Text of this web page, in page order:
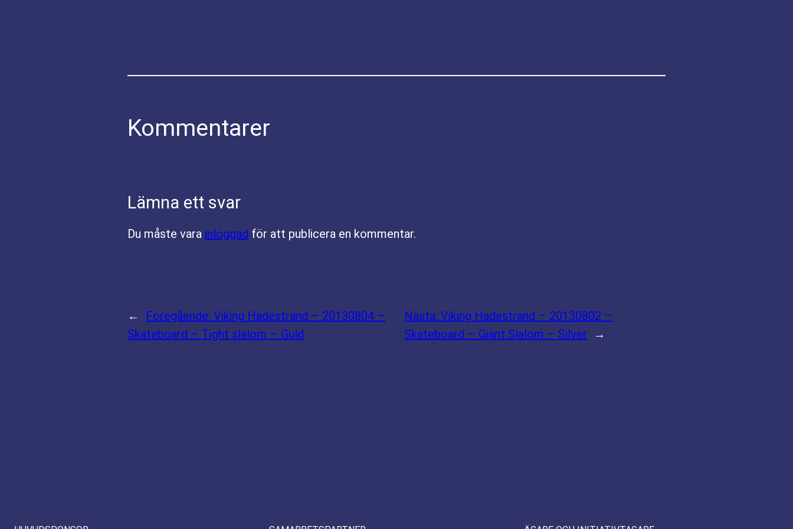
Kommentarer
Lämna ett svar
Du måste vara inloggad för att publicera en kommentar.
← Föregående: Viking Hadestrand – 20130804 –
Skateboard – Tight slalom – Guld
Nästa:Viking Hadestrand – 20130802 –
Skateboard – Giant Slalom – Silver
→